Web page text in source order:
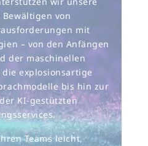
von
mit
– von den Anfängen
der maschinellen
explosionsartige
bis hin zur
KI-gestützten
Teams leicht,